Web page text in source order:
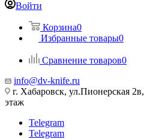
Войти
Корзина0
Избранные товары0
Сравнение товаров0
info@dv-knife.ru
г. Хабаровск, ул.Пионерская
этаж
Telegram
Telegram